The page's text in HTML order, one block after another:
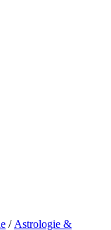
/Astrologie &